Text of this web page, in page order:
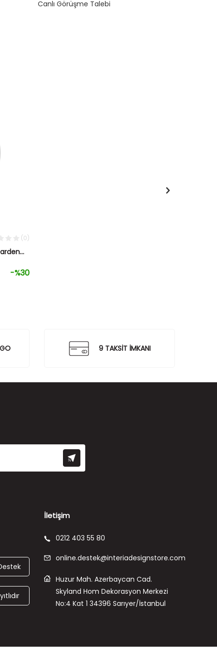
Canlı Görüşme Talebi
(0)
-%30
9 TAKSİT İMKANI
İletişim
0212 403 55 80
online.destek@interiadesignstore.com
Huzur Mah. Azerbaycan Cad.
Skyland Hom Dekorasyon Merkezi
No:4 Kat 1 34396 Sarıyer/İstanbul